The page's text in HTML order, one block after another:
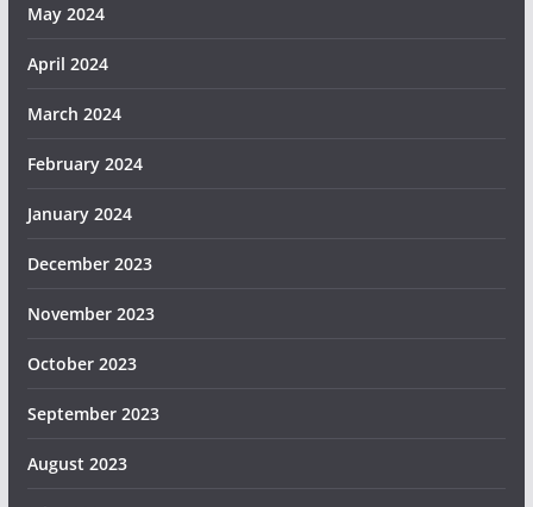
May 2024
April 2024
March 2024
February 2024
January 2024
December 2023
November 2023
October 2023
September 2023
August 2023